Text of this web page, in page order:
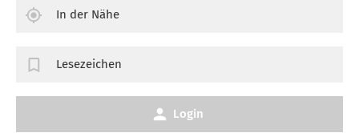
In der Nähe
Lesezeichen
Login